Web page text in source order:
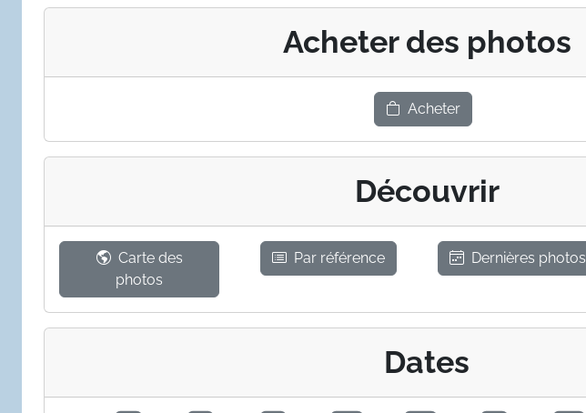
Acheter des photos
Acheter
Découvrir
Carte des
photos
Par référence Dernières photos
Dates